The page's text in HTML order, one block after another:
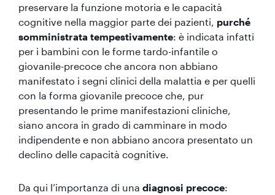
preservare la funzione motoria e le capacità
cognitive nella maggior parte dei pazienti, purché
somministrata tempestivamente: è indicata infatti
per i bambini con le forme tardo-infantile o
giovanile-precoce che ancora non abbiano
manifestato i segni clinici della malattia e per quelli
con la forma giovanile precoce che, pur
presentando le prime manifestazioni cliniche,
siano ancora in grado di camminare in modo
indipendente e non abbiano ancora presentato un
declino delle capacità cognitive.
Da qui l’importanza di una diagnosi precoce: